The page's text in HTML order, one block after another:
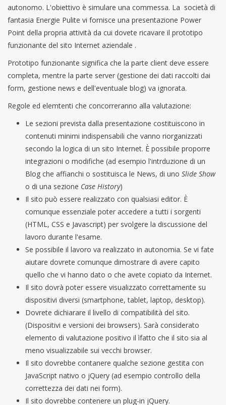
autonomo. L'obiettivo è simulare una commessa. La società di
fantasia Energie Pulite vi fornisce una presentazione Power
Point della propria attività da cui dovete ricavare il prototipo
funzionante del sito Internet aziendale .
Prototipo funzionante significa che la parte client deve essere
completa, mentre la parte server (gestione dei dati raccolti dai
form, gestione news e dell'eventuale blog) va ignorata.
Regole ed elemtenti che concorreranno alla valutazione:
Le sezioni prevista dalla presentazione costituiscono in
contenuti minimi indispensabili che vanno riorganizzati
secondo la logica di un sito Internet. È possibile proporre
integrazioni o modifiche (ad esempio l'intrduzione di un
Blog che affianchi o sostituisca le News, di uno Slide Show
o di una sezione Case History)
Il sito può essere realizzato con qualsiasi editor. È
comunque essenziale poter accedere a tutti i sorgenti
(HTML, CSS e Javascript) per svolgere la discussione del
lavoro durante l'esame.
Se possibile il lavoro va realizzato in autonomia. Se vi fate
aiutare dovrete comunque dimostrare di avere capito
quello che vi hanno dato o che avete copiato da Internet.
Il sito dovrà poter essere visualizzato correttamente su
dispositivi diversi (smartphone, tablet, laptop, desktop).
Dovrete dichiarare il livello di compatibilità del sito.
(Dispositivi e versioni dei browsers). Sarà considerato
elemento di valutazione positivo il ìfatto che il sito sia al
meno visualizzabile sui vecchi browser.
Il sito dovrebbe contanere qualche sezione gestita con
JavaScript nativo o jQuery (ad esempio controllo della
correttezza dei dati nei form).
Il sito dovrebbe contenere un plug-in jQuery.